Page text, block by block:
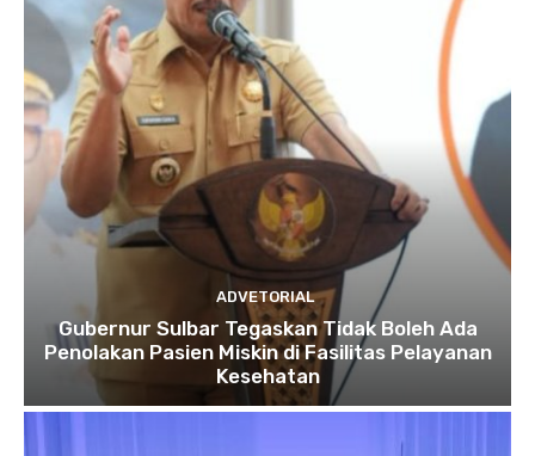
ADVETORIAL
Gubernur Sulbar Tegaskan Tidak Boleh Ada
Penolakan Pasien Miskin di Fasilitas Pelayanan
Kesehatan